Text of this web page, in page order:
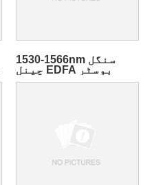
1530-1566nm سنگل
چینل EDFA بوسٹر
ایمپلیفائر ماڈیول